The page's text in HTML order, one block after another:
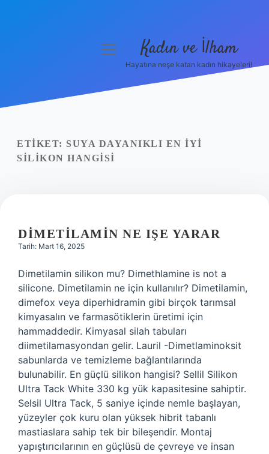
Yasal Uyarı
menüyü
Kadın ve İlham
Hayatına neşe katan kadın hikayeleri!
ETIKET: SUYA DAYANIKLI EN IYI
SILIKON HANGISI
DIMETILAMIN NE IŞE YARAR
Tarih: Mart 16, 2025
Dimetilamin silikon mu? Dimethlamine is not a
silicone. Dimetilamin ne için kullanılır? Dimetilamin,
dimefox veya diperhidramin gibi birçok tarımsal
kimyasalın ve farmasötiklerin üretimi için
hammaddedir. Kimyasal silah tabuları
diimetilamasyondan gelir. Lauril -Dimetlaminoksit
sabunlarda ve temizleme bağlantılarında
bulunabilir. En güçlü silikon hangisi? Sellil Silikon
Ultra Tack White 330 kg yük kapasitesine sahiptir.
Selsil Ultra Tack, 5 saniye içinde nemle başlayan,
yüzeyler çok kuru olan yüksek hibrit tabanlı
mastiaslara sahip tek bir bileşendir. Montaj
yapıştırıcılarının en güçlüsü de çevreye ve insan